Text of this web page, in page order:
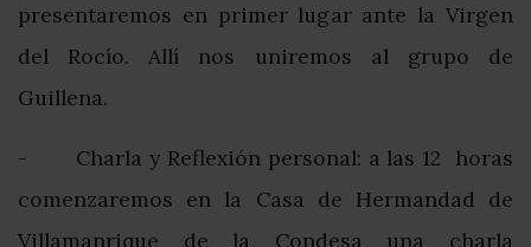
presentaremos en primer lugar ante la Virgen
del Rocío. Allí nos uniremos al grupo de
Guillena.
- Charla y Reflexión personal: a las 12 horas
comenzaremos en la Casa de Hermandad de
Villamanrique de la Condesa una charla